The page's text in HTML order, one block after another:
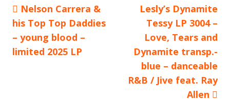
Beitragsnavigation
Vorheriger
Beitrag:
Nelson Carrera &
his Top Top Daddies
– young blood –
limited 2025 LP
Nächster
Beitrag
Lesly’s Dynamite
Tessy LP 3004 –
Love, Tears and
Dynamite transp.-
blue – danceable
R&B / Jive feat. Ray
Allen